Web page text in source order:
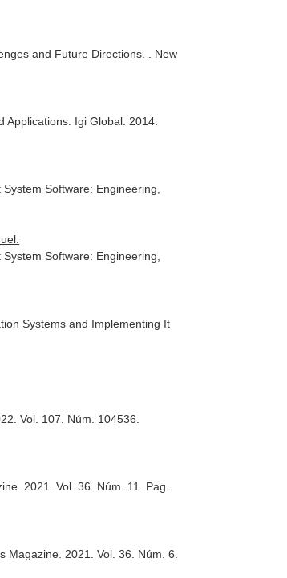
and Future Directions . . New
Applications . Igi Global. 2014.
System Software: Engineering,
System Software: Engineering,
Systems and Implementing It
Vol. 107. Núm. 104536.
. 2021. Vol. 36. Núm. 11. Pag.
Magazine . 2021. Vol. 36. Núm. 6.